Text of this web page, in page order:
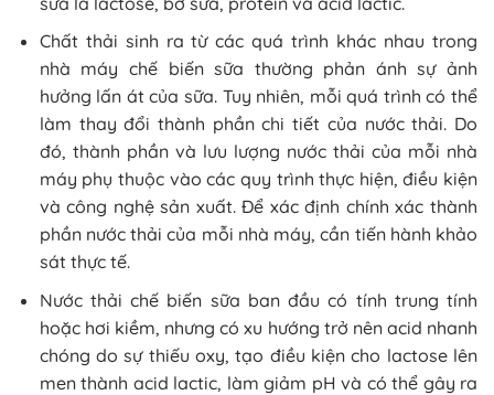
Chất thải sinh ra từ các quá trình khác nhau trong
nhà máy chế biến sữa thường phản ánh sự ảnh
hưởng lấn át của sữa. Tuy nhiên, mỗi quá trình có thể
làm thay đổi thành phần chi tiết của nước thải. Do
đó, thành phần và lưu lượng nước thải của mỗi nhà
máy phụ thuộc vào các quy trình thực hiện, điều kiện
và công nghệ sản xuất. Để xác định chính xác thành
phần nước thải của mỗi nhà máy, cần tiến hành khảo
sát thực tế.
Nước thải chế biến sữa ban đầu có tính trung tính
hoặc hơi kiềm, nhưng có xu hướng trở nên acid nhanh
chóng do sự thiếu oxy, tạo điều kiện cho lactose lên
men thành acid lactic, làm giảm pH và có thể gây ra